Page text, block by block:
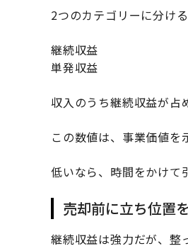
2つのカテゴリーに分ける
継続収益
単発収益
収入のうち継続収益が占
この数値は、事業価値を
低いなら、時間をかけて
売却前に立ち位置
継続収益は強力だが、整